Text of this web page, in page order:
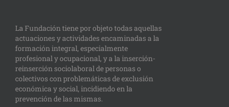
La Fundación tiene por objeto todas aquellas
actuaciones y actividades encaminadas a la
formación integral, especialmente
profesional y ocupacional, y a la inserción-
reinserción sociolaboral de personas o
colectivos con problemáticas de exclusión
económica y social, incidiendo en la
prevención de las mismas.